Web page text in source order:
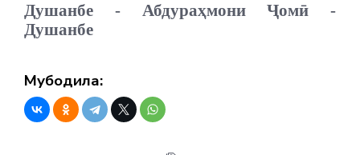
Душанбе - Абдураҳмони Ҷомӣ -
Душанбе
Мубодила: